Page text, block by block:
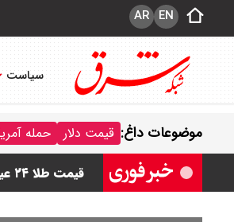
EN
AR
سیاست
موضوعات داغ: قیمت دلار حمله
قیمت دینار عراق امروز جمعه ۱۶
قیمت سکه امامی امروز جمعه ۱۶
قیمت طلا ۲۴ عیار امروز جمعه ۱۶ مرداد ۱۴۰۵/ صعود طلا ادامه‌دار شد